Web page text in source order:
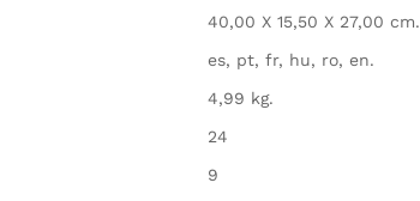
40,00 X 15,50 X 27,00 cm.
es, pt, fr, hu, ro, en.
4,99 kg.
24
9